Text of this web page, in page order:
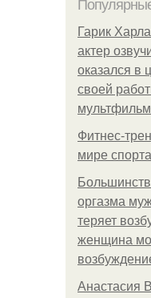
Гарик
актер
оказался в
своей
Фитнес-
мире спорта
оргазма
теряет
женщина
Анастасия